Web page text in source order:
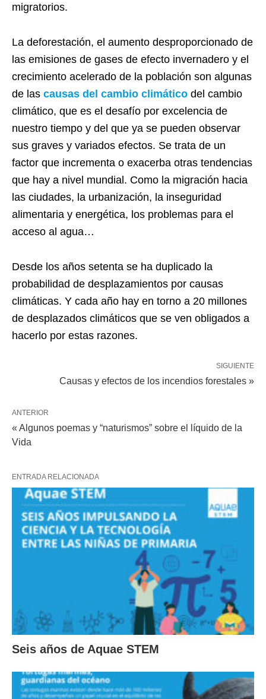
migratorios.
La deforestación, el aumento desproporcionado de
las emisiones de gases de efecto invernadero y el
crecimiento acelerado de la población son algunas
de las causas del cambio climático del cambio
climático, que es el desafío por excelencia de
nuestro tiempo y del que ya se pueden observar
sus graves y variados efectos. Se trata de un
factor que incrementa o exacerba otras tendencias
que hay a nivel mundial. Como la migración hacia
las ciudades, la urbanización, la inseguridad
alimentaria y energética, los problemas para el
acceso al agua…
Desde los años setenta se ha duplicado la
probabilidad de desplazamientos por causas
climáticas. Y cada año hay en torno a 20 millones
de desplazados climáticos que se ven obligados a
hacerlo por estas razones.
SIGUIENTE
Causas y efectos de los incendios forestales »
ANTERIOR
« Algunos poemas y “naturismos” sobre el líquido de la
Vida
ENTRADA RELACIONADA
Seis años de Aquae STEM